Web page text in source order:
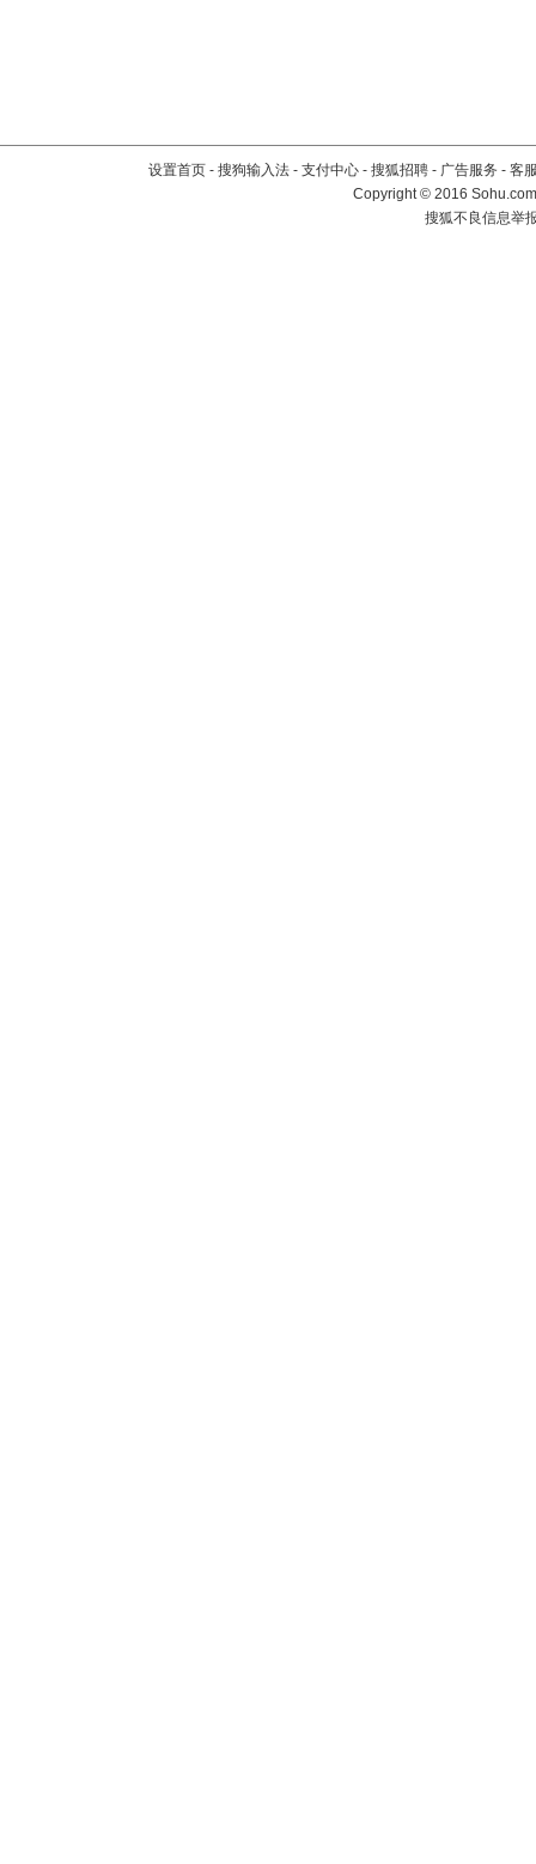
设置首页 - 搜狗输入法 - 支付中心 - 搜狐招聘 - 广告服务 - 客
Copyright©2016
搜狐不良信息举